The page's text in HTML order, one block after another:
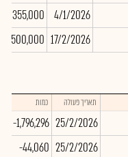
4/1/2026
355,000
17/2/2026
1,500,000
תאריך פעולה כמות
25/2/2026
-1,796,296
25/2/2026
-44,060